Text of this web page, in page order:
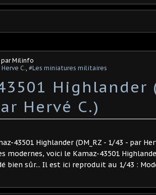
par Milinfo
C., #Les miniatures militaires
Highlander
Hervé C.)
43501 Highlander (DM_RZ - 1/43 - par
modernes, voici le Kamaz-43501
bien sûr... Il est ici reproduit au 1/43 :